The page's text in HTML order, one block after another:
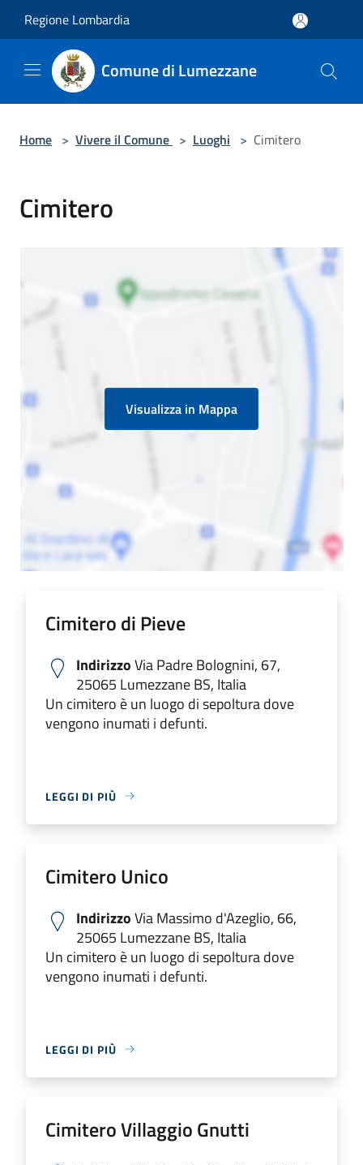
Regione Lombardia
Comune di Lumezzane
Home > Vivere il Comune > Luoghi > Cimitero
Cimitero
Visualizza in Mappa
Cimitero di Pieve
IndirizzoVia Padre Bolognini, 67,
25065 Lumezzane BS, Italia
Un cimitero è un luogo di sepoltura dove
vengono inumati i defunti.
LEGGI DI PIÙ
Cimitero Unico
IndirizzoVia Massimo d'Azeglio, 66,
25065 Lumezzane BS, Italia
Un cimitero è un luogo di sepoltura dove
vengono inumati i defunti.
LEGGI DI PIÙ
Cimitero Villaggio Gnutti